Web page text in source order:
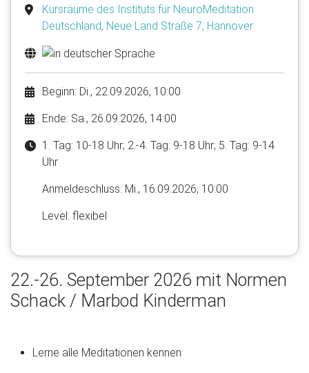
Kursräume des Instituts für NeuroMeditation
Deutschland, Neue Land Straße 7, Hannover
Beginn: Di., 22.09.2026, 10:00
Ende: Sa., 26.09.2026, 14:00
1. Tag: 10-18 Uhr; 2.-4. Tag: 9-18 Uhr; 5. Tag: 9-14
Uhr
Anmelde​schluss: Mi., 16.09.2026, 10:00
Level: flexibel
22.-26. September 2026 mit Normen
Schack / Marbod Kinderman
Lerne alle Meditationen kennen